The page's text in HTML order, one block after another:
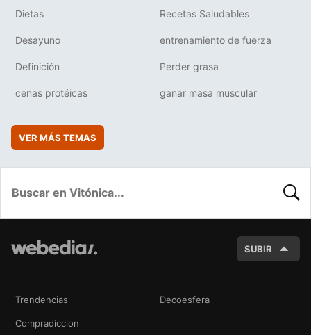
Dietas Recetas Saludables
Desayuno entrenamiento de fuerza
Definición Perder grasa
cenas protéicas ganar masa muscular
VER MÁS TEMAS
SUBIR
Trendencias Decoesfera
Compradiccion